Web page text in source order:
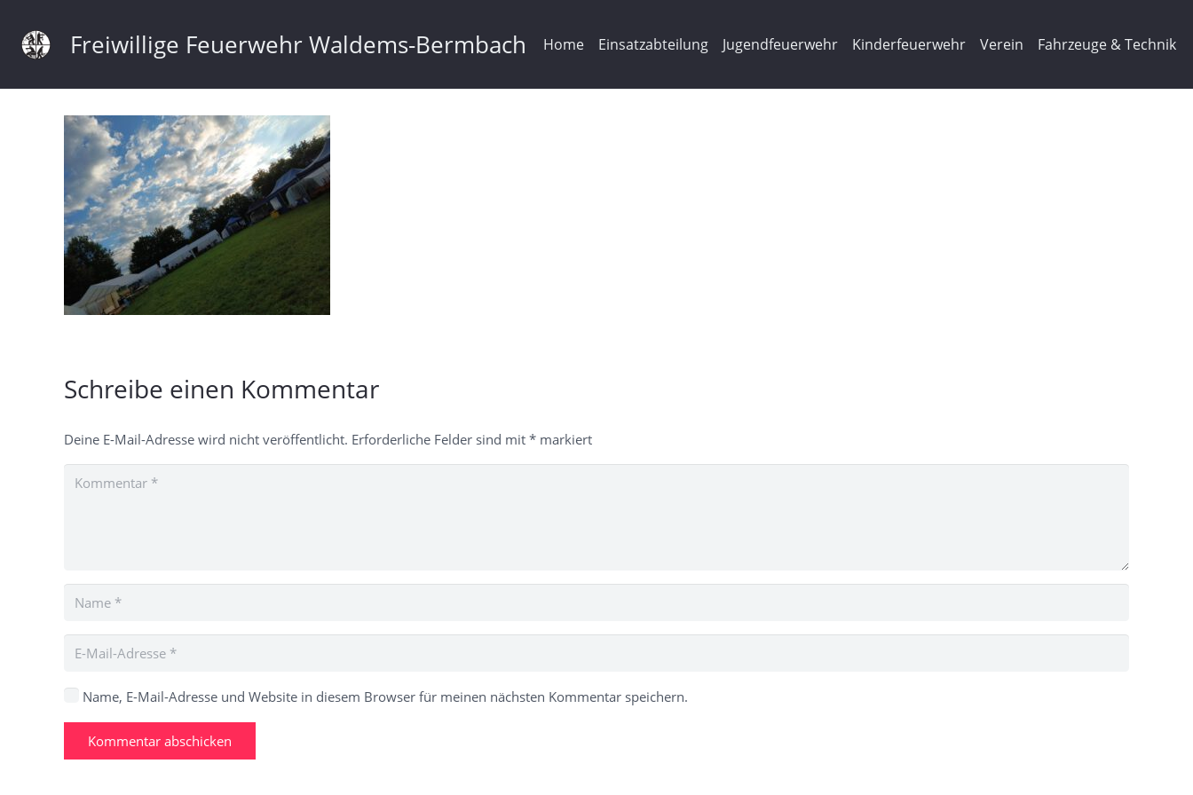
Freiwillige Feuerwehr Waldems-Bermbach Home Einsatzabteilung Jugendfeuerwehr Kinderfeuerwehr Verein Fahrzeuge & Technik
Schreibe einen Kommentar
Deine E-Mail-Adresse wird nicht veröffentlicht. Erforderliche Felder sind mit * markiert
Name, E-Mail-Adresse und Website in diesem Browser für meinen nächsten Kommentar speichern.
Kommentar abschicken